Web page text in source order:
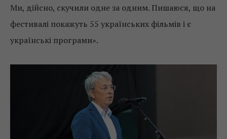
Ми, дійсно, скучили одне за одним. Пишаюся, що на
фестивалі покажуть 55 українських фільмів і є
українські програми».